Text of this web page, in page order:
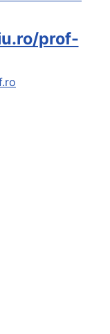
prof-